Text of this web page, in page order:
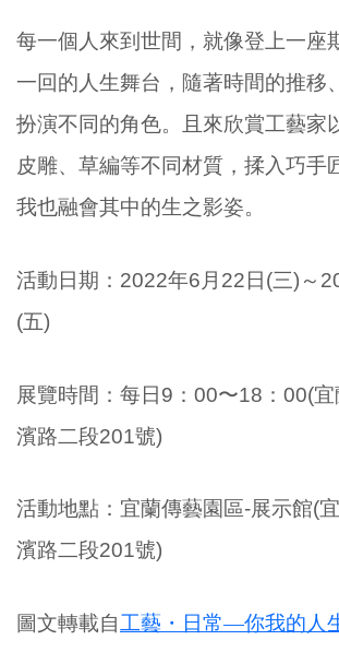
每一個人來到世間，就像登上一座
一回的人生舞台，隨著時間的推移
扮演不同的角色。
且來欣賞工藝家
皮雕、草編等不同材質，揉入巧手
我也融會其中的生之影姿。
活動日期： 2022年6月22日(三)～
(五)
展覽時間：每日9：00〜18：00(
濱路二段201號)
活動地點：宜蘭傳藝園區-展示館(
濱路二段201號)
圖文轉載自工藝・日常—你我的人